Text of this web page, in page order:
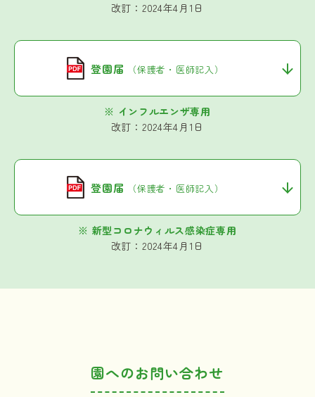
改訂：2024年4月1日
登園届 （保護者・医師記入）
※ インフルエンザ専用
改訂：2024年4月1日
登園届 （保護者・医師記入）
※ 新型コロナウィルス感染症専用
改訂：2024年4月1日
園へのお問い合わせ